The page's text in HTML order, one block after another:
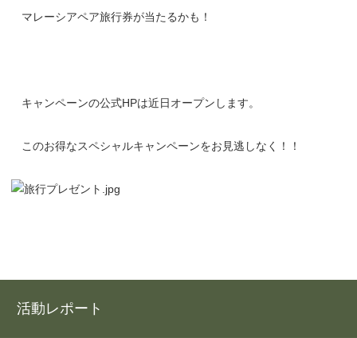
マレーシアペア旅行券が当たるかも！
キャンペーンの公式HPは近日オープンします。
このお得なスペシャルキャンペーンをお見逃しなく！！
活動レポート